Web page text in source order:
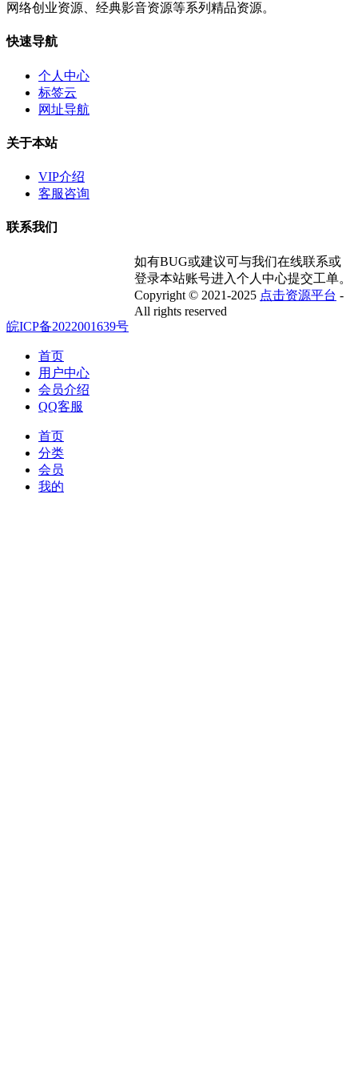
网络创业资源、经典影音资源等系列精品资源。
快速导航
个人中心
标签云
网址导航
关于本站
VIP介绍
客服咨询
联系我们
如有BUG或建议可与我们在线联系或
登录本站账号进入个人中心提交工单。
Copyright © 2021-2025 点击资源平台 -
All rights reserved
皖ICP备2022001639号
首页
用户中心
会员介绍
QQ客服
首页
分类
会员
我的